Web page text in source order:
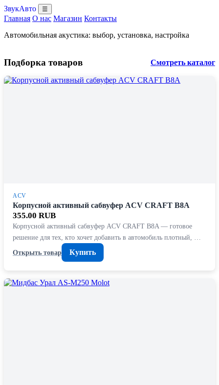
ЗвукАвто ☰
Главная О нас Магазин Контакты
Автомобильная акустика: выбор, установка, настройка
Подборка товаров Смотреть каталог
ACV
Корпусной активный сабвуфер ACV CRAFT B8A
355.00 RUB
Корпусной активный сабвуфер ACV CRAFT B8A — готовое
решение для тех, кто хочет добавить в автомобиль плотный, …
Открыть товар
Купить